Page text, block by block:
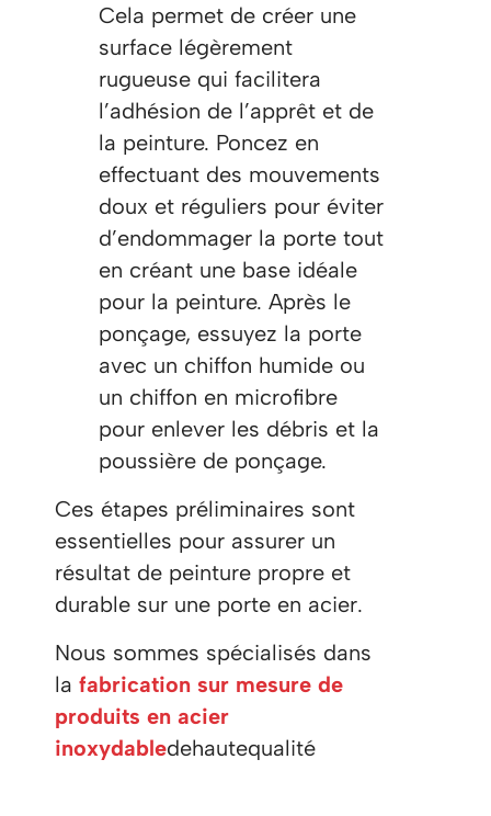
Cela permet de créer une
surface légèrement
rugueuse qui facilitera
l’adhésion de l’apprêt et de
la peinture. Poncez en
effectuant des mouvements
doux et réguliers pour éviter
d’endommager la porte tout
en créant une base idéale
pour la peinture. Après le
ponçage, essuyez la porte
avec un chiffon humide ou
un chiffon en microfibre
pour enlever les débris et la
poussière de ponçage.
Ces étapes préliminaires sont
essentielles pour assurer un
résultat de peinture propre et
durable sur une porte en acier.
Nous sommes spécialisés dans
la fabrication sur mesure de
produits en acier
inoxydabledehautequalité